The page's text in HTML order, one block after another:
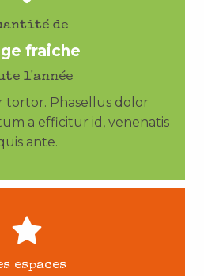
de
fraiche
l'année
tortor. Phasellus dolor
a efficitur id, venenatis
ante.
espaces